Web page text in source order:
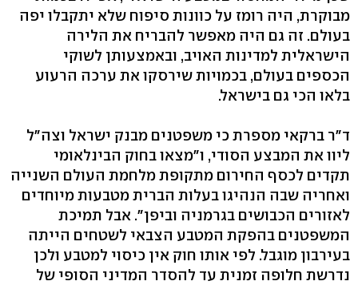
מבוקרת, היה רומז על כוונות סיפוח שלא יתקבלו יפה
בעולם. זה גם היה מאפשר להבריח את הלירה
הישראלית למדינות האויב, ובאמצעותן לשוקי
הכספים בעולם, בכמויות שירסקו את ערכה הרעוע
בלאו הכי גם בישראל.
ד"ר ברקאי מספרת כי משפטנים מבנק ישראל וצה"ל
ליוו את המבצע הסודי, ו"מצאו בחוק הבינלאומי
תקדים לכסף החירום מתקופת מלחמת העולם השנייה
ואחריה שבה הנהיגו בעלות הברית מטבעות מיוחדים
לאזורים הכבושים בגרמניה וביפן". אבל תמיכת
המשפטנים בהפקת המטבע הצבאי לשטחים הייתה
בעירבון מוגבל. לפי אותו חוק אין כיסוי למטבע ולכן
נדרשת חלופה זמנית עד להסדר המדיני הסופי של